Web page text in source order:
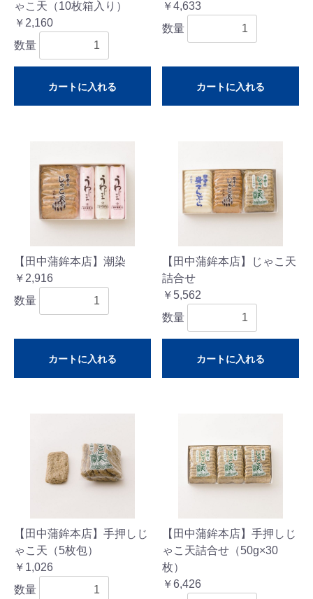
ゃこ天（10枚箱入り）
￥2,160
数量
カートに入れる
￥4,633
数量
カートに入れる
【田中蒲鉾本店】潮染
￥2,916
数量
カートに入れる
【田中蒲鉾本店】じゃこ天
詰合せ
￥5,562
数量
カートに入れる
【田中蒲鉾本店】手押しじ
ゃこ天（5枚包）
￥1,026
数量
【田中蒲鉾本店】手押しじ
ゃこ天詰合せ（50g×30
枚）
￥6,426